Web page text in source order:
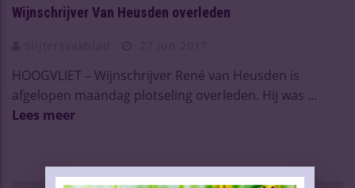
Wijnschrijver Van Heusden overleden
HOOGVLIET – Wijnschrijver René van Heusden is
afgelopen maandag plotseling overleden. Hij was ...
Lees meer